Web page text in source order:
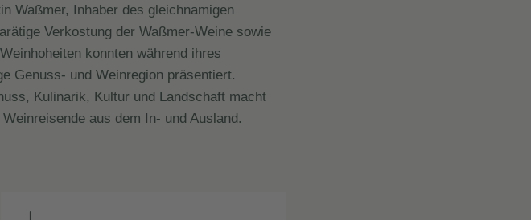
Waßmer, Inhaber des gleichnamigen
Verkostung der Waßmer-Weine sowie
konnten während ihres
Genuss- und Weinregion präsentiert.
Kulinarik, Kultur und Landschaft macht
aus dem In- und Ausland.